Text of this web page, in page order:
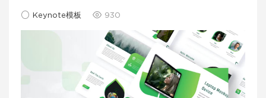
Keynote模板 930